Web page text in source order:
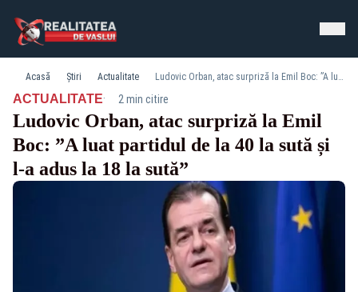
Acasă Știri Actualitate Ludovic Orban, atac surpriză la Emil Boc: ”A luat partidul de la 40 la sută și l-a adus la 18 la sută”
ACTUALITATE· 2 min citire
Ludovic Orban, atac surpriză la Emil
Boc: ”A luat partidul de la 40 la sută și
l-a adus la 18 la sută”